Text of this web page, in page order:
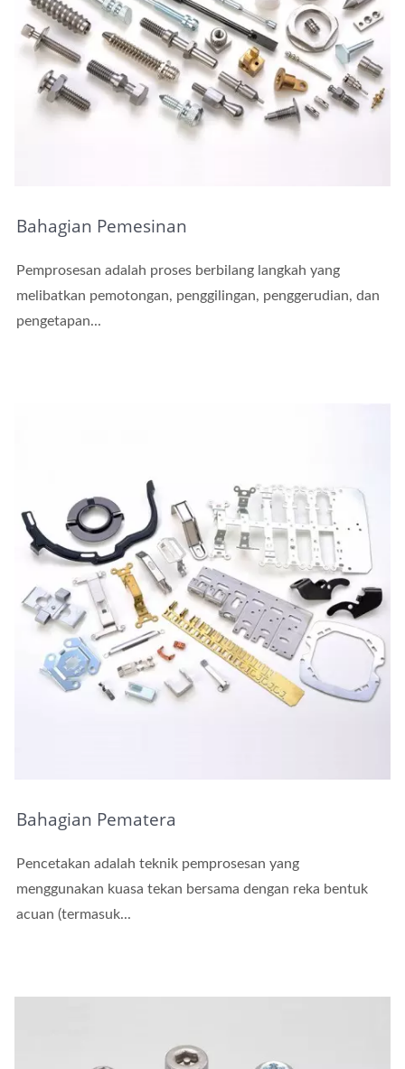
Bahagian Pemesinan
Pemprosesan adalah proses berbilang langkah yang
melibatkan pemotongan, penggilingan, penggerudian, dan
pengetapan...
Bahagian Pematera
Pencetakan adalah teknik pemprosesan yang
menggunakan kuasa tekan bersama dengan reka bentuk
acuan (termasuk...